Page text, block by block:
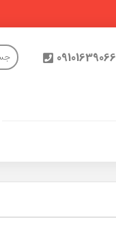
09101639066